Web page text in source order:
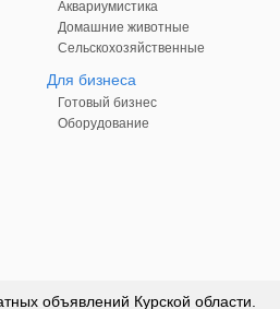
Аквариумистика
Домашние животные
Сельскохозяйственные
Для бизнеса
Готовый бизнес
Оборудование
объявлений Курской области.